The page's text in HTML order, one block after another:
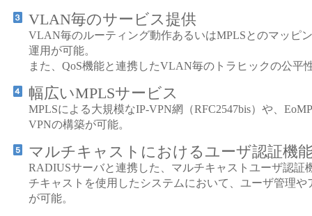
VLAN毎のサービス提供
VLAN毎のルーティング動作あるいはMPLSとのマッピ
運用が可能。
また、QoS機能と連携したVLAN毎のトラヒックの公平
幅広いMPLSサービス
MPLSによる大規模なIP-VPN網（RFC2547bis）や、
VPNの構築が可能。
マルチキャストにおけるユーザ認証機
RADIUSサーバと連携した、マルチキャストユーザ認証
チキャストを使用したシステムにおいて、ユーザ管理や
が可能。